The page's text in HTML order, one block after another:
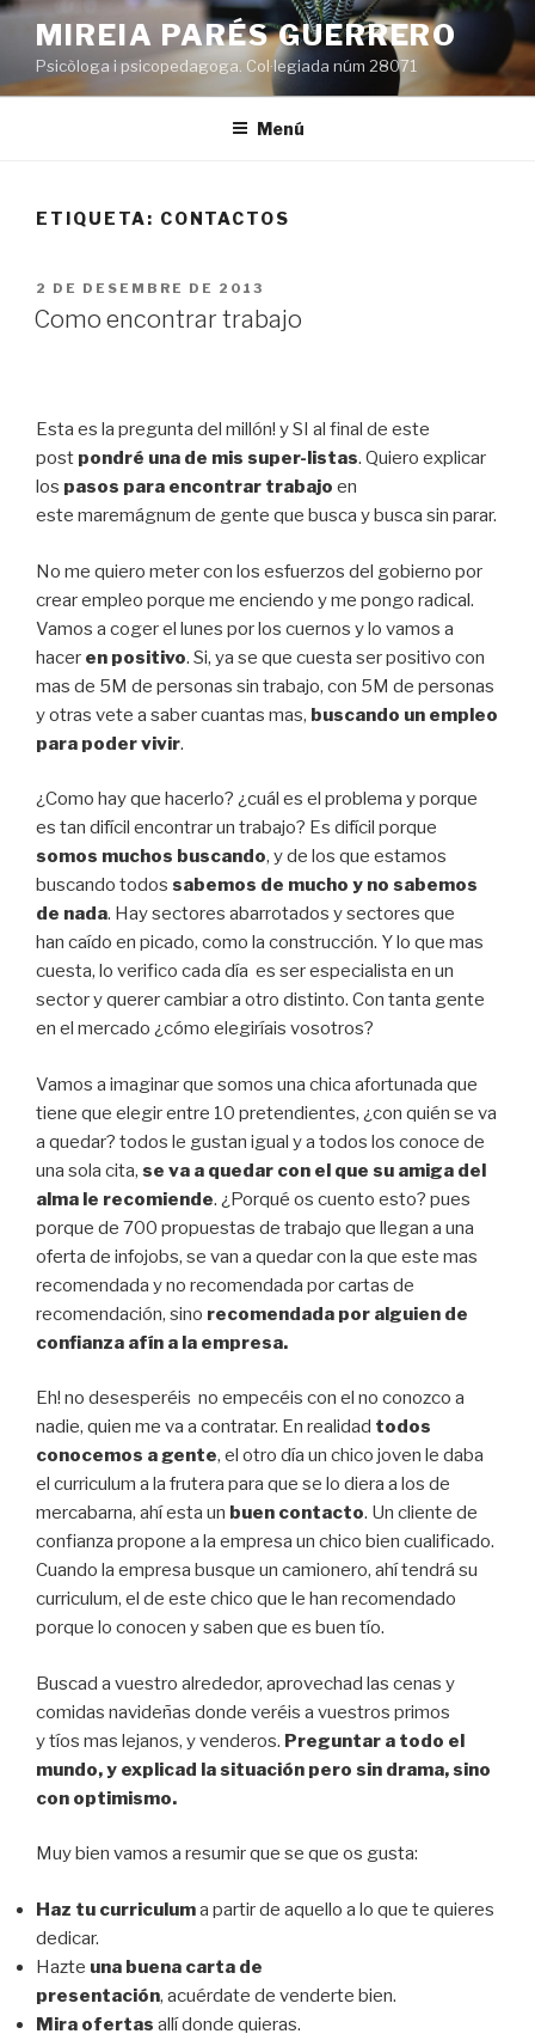
Vés
contingut
MIREIA PARÉS GUERRERO
Psicòloga i psicopedagoga. Col·legiada núm 28071
Menú
ETIQUETA: CONTACTOS
PUBLICAT
A
2 DE DESEMBRE DE 2013
Como encontrar trabajo
Esta es la pregunta del millón! y SI al final de este
post pondré una de mis super-listas. Quiero explicar
los pasos para encontrar trabajo en
este maremágnum de gente que busca y busca sin parar.
No me quiero meter con los esfuerzos del gobierno por
crear empleo porque me enciendo y me pongo radical.
Vamos a coger el lunes por los cuernos y lo vamos a
hacer en positivo. Si, ya se que cuesta ser positivo con
mas de 5M de personas sin trabajo, con 5M de personas
y otras vete a saber cuantas mas, buscando un empleo
para poder vivir.
¿Como hay que hacerlo? ¿cuál es el problema y porque
es tan difícil encontrar un trabajo? Es difícil porque
somos muchos buscando, y de los que estamos
buscando todos sabemos de mucho y no sabemos
de nada. Hay sectores abarrotados y sectores que
han caído en picado, como la construcción. Y lo que mas
cuesta, lo verifico cada día es ser especialista en un
sector y querer cambiar a otro distinto. Con tanta gente
en el mercado ¿cómo elegiríais vosotros?
Vamos a imaginar que somos una chica afortunada que
tiene que elegir entre 10 pretendientes, ¿con quién se va
a quedar? todos le gustan igual y a todos los conoce de
una sola cita, se va a quedar con el que su amiga del
alma le recomiende. ¿Porqué os cuento esto? pues
porque de 700 propuestas de trabajo que llegan a una
oferta de infojobs, se van a quedar con la que este mas
recomendada y no recomendada por cartas de
recomendación, sino recomendada por alguien de
confianza afín a la empresa.
Eh! no desesperéis no empecéis con el no conozco a
nadie, quien me va a contratar. En realidad todos
conocemos a gente, el otro día un chico joven le daba
el curriculum a la frutera para que se lo diera a los de
mercabarna, ahí esta un buen contacto. Un cliente de
confianza propone a la empresa un chico bien cualificado.
Cuando la empresa busque un camionero, ahí tendrá su
curriculum, el de este chico que le han recomendado
porque lo conocen y saben que es buen tío.
Buscad a vuestro alrededor, aprovechad las cenas y
comidas navideñas donde veréis a vuestros primos
y tíos mas lejanos, y venderos. Preguntar a todo el
mundo, y explicad la situación pero sin drama, sino
con optimismo.
Muy bien vamos a resumir que se que os gusta:
Haz tu curriculuma partir de aquello a lo que te quieres
dedicar.
Hazte una buena carta de
presentación, acuérdate de venderte bien.
Mira ofertas allí donde quieras.